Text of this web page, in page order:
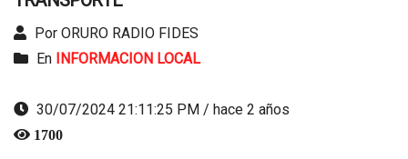
Por ORURO RADIO FIDES
En
INFORMACION LOCAL
30/07/2024 21:11:25 PM / hace 2 años
1700